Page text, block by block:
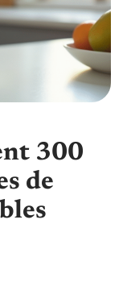
300
de